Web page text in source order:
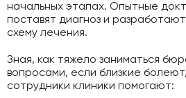
начальных этапах. Опытные
поставят диагноз и
схему лечения.
Зная, как тяжело заниматься
вопросами, если близкие
сотрудники клиники помогают: